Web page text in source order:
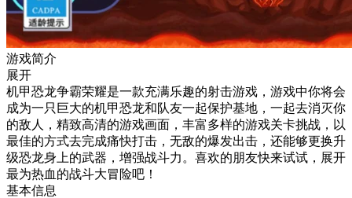
游戏简介
展开
机甲恐龙争霸荣耀是一款充满乐趣的射击游戏，游戏中你将会
成为一只巨大的机甲恐龙和队友一起保护基地，一起去消灭你
的敌人，精致高清的游戏画面，丰富多样的游戏关卡挑战，以
最佳的方式去完成痛快打击，无敌的爆发出击，还能够更换升
级恐龙身上的武器，增强战斗力。喜欢的朋友快来试试，展开
最为热血的战斗大冒险吧！
基本信息